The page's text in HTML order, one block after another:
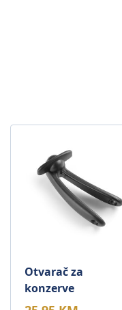
Otvarač za
konzerve